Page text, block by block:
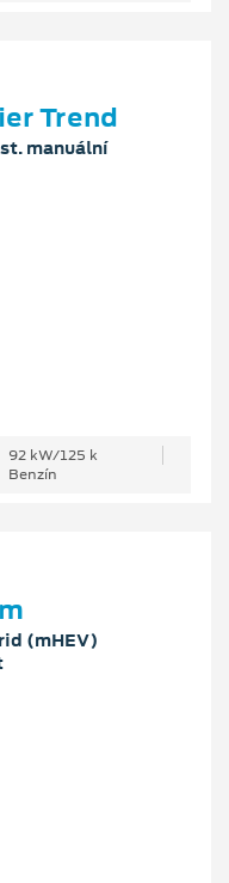
Trend
manuální
92 kW/125 k
Benzín
(mHEV)